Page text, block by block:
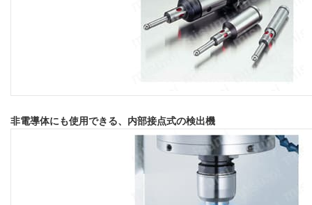
非電導体にも使用できる、内部接点式の検出機